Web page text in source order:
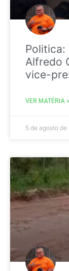
Politica:
Alfredo
vice-
VER MATÉRIA »
5 de agosto de